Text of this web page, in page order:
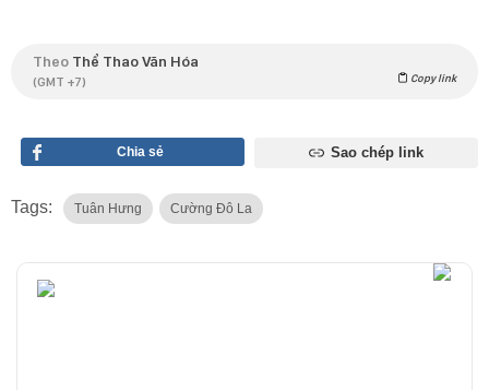
Theo Thể Thao Văn Hóa
(GMT +7) Copy link
Chia sẻ Sao chép link
Tags: Tuân Hưng Cường Đô La